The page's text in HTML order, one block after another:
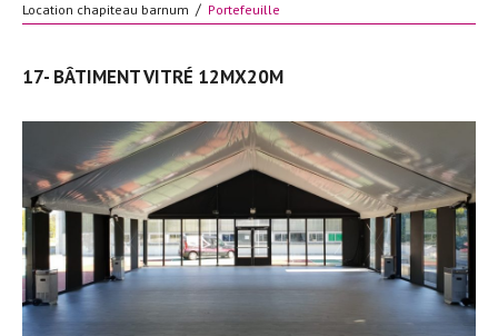
Location chapiteau barnum Portefeuille
17- BÂTIMENT VITRÉ 12MX20M